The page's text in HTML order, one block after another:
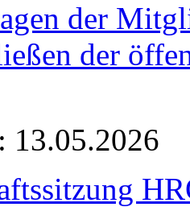
der
der
13.05.2026